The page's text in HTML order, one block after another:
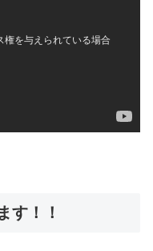
す！！